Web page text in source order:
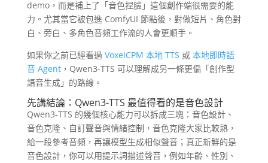
demo，而是補上了「音色捏臉」這個創作端很需要的能
力。尤其當它被包進 ComfyUI 節點後，對做短片、角色對
白、旁白、多角色音頻工作流的人會更順手。
如果你之前已經看過 VoxelCPM 本地 TTS 或 本地即時語
音 Agent，Qwen3-TTS 可以理解成另一條更偏「創作型
語音生成」的路線。
先講結論：Qwen3-TTS 最值得看的是音色設計
Qwen3-TTS 的幾個核心能力可以拆成三塊：音色設計、
音色克隆、自訂聲音與情緒控制，音色克隆大家比較熟，
給一段參考音頻，再讓模型生成相似聲音；真正新鮮的是
音色設計，你可以用提示詞描述聲音，例如年齡、性別、